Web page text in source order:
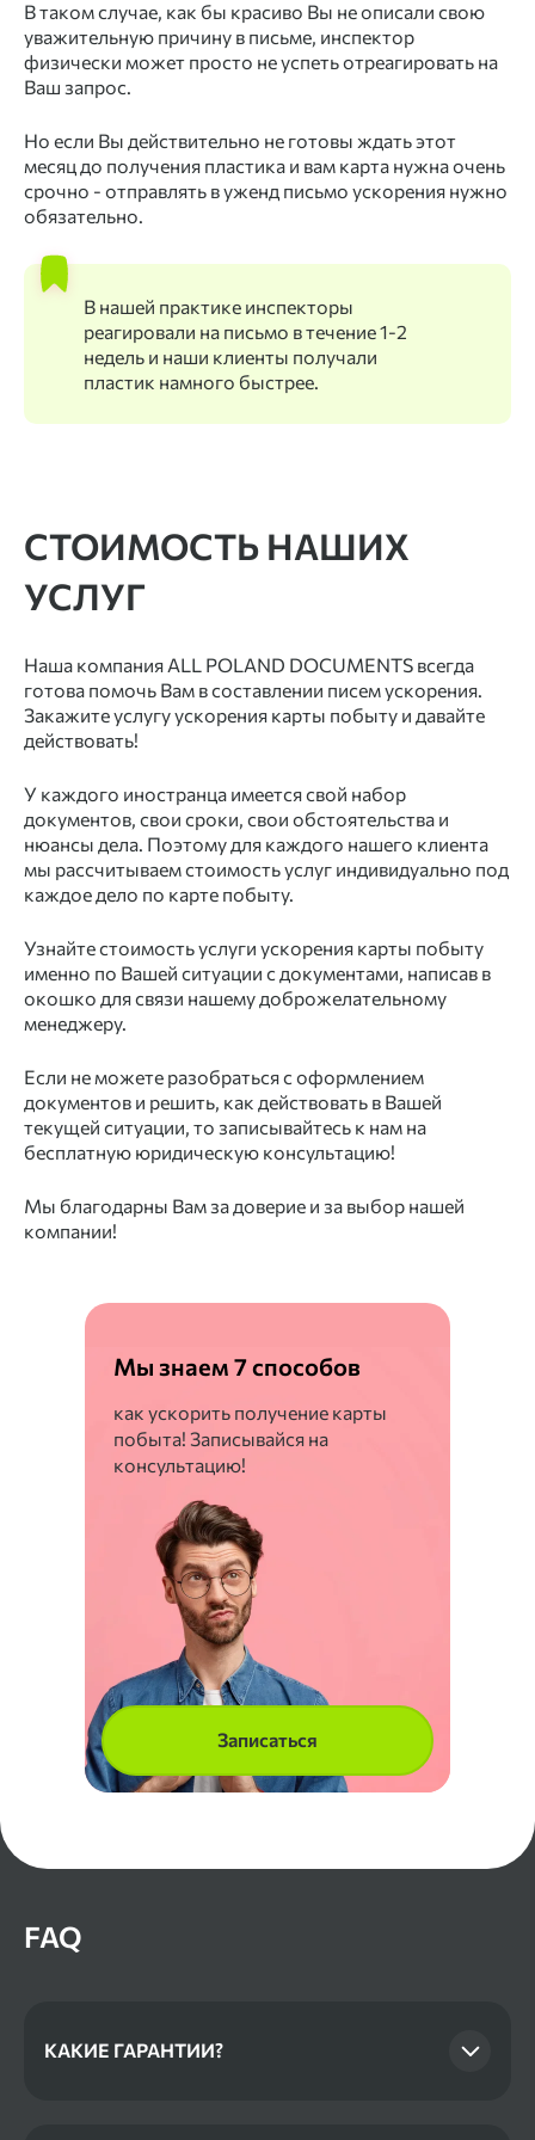
В таком случае, как бы красиво Вы не описали свою
уважительную причину в письме, инспектор
физически может просто не успеть отреагировать на
Ваш запрос. ⠀
Но если Вы действительно не готовы ждать этот
месяц до получения пластика и вам карта нужна очень
срочно - отправлять в уженд письмо ускорения нужно
обязательно.
В нашей практике инспекторы
реагировали на письмо в течение 1-2
недель и наши клиенты получали
пластик намного быстрее.
СТОИМОСТЬ НАШИХ
УСЛУГ
Наша компания ALL POLAND DOCUMENTS всегда
готова помочь Вам в составлении писем ускорения.
Закажите услугу ускорения карты побыту и давайте
действовать!
У каждого иностранца имеется свой набор
документов, свои сроки, свои обстоятельства и
нюансы дела. Поэтому для каждого нашего клиента
мы рассчитываем стоимость услуг индивидуально под
каждое дело по карте побыту.
Узнайте стоимость услуги ускорения карты побыту
именно по Вашей ситуации с документами, написав в
окошко для связи нашему доброжелательному
менеджеру.
Если не можете разобраться с оформлением
документов и решить, как действовать в Вашей
текущей ситуации, то записывайтесь к нам на
бесплатную юридическую консультацию!
Мы благодарны Вам за доверие и за выбор нашей
компании!
Мы знаем 7 способов
как ускорить получение карты
побыта! Записывайся на
консультацию!
Записаться
FAQ
КАКИЕ ГАРАНТИИ?